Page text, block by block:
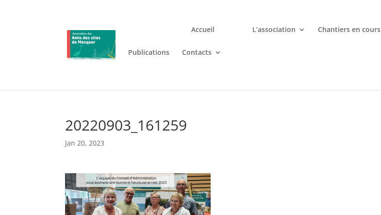
Accueil L’association Chantiers en cours
Publications Contacts
Jouez n’importe où et n’importe quand avec votre smartphone chez
20220903_161259
Jan 20, 2023